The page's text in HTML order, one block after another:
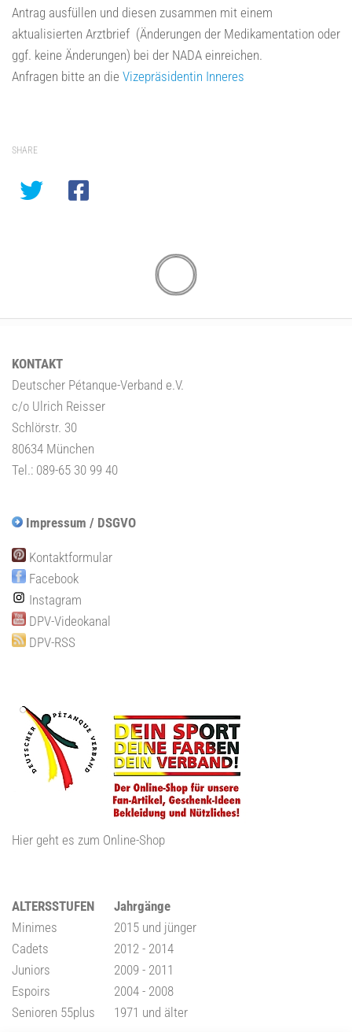
Antrag ausfüllen und diesen zusammen mit einem
aktualisierten Arztbrief (Änderungen der Medikamentation oder
ggf. keine Änderungen) bei der NADA einreichen.
Anfragen bitte an die Vizepräsidentin Inneres
SHARE
KONTAKT
Deutscher Pétanque-Verband e.V.
c/o Ulrich Reisser
Schlörstr. 30
80634 München
Tel.: 089-65 30 99 40
Impressum / DSGVO
Kontaktformular
Facebook
Instagram
DPV-Videokanal
DPV-RSS
Hier geht es zum Online-Shop
ALTERSSTUFEN
Jahrgänge
Minimes
2015 und jünger
Cadets
2012 - 2014
Juniors
2009 - 2011
Espoirs
2004 - 2008
Senioren 55plus
1971 und älter